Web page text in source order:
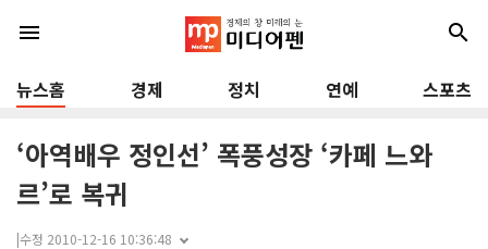
menu search
뉴스홈 경제 정치 연예 스포츠
‘아역배우 정인선’ 폭풍성장 ‘카페 느와
르’로 복귀
|수정 2010-12-16 10:36:48